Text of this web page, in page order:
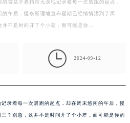
的雷达手表精准无误地记录着每一次晨跑的起点，
的午后，慢条斯理地宣布星期已经悄悄溜到了周
并不是时间开了个小差，而可能是你…
 2024-09-12
录着每一次晨跑的起点，却在周末悠闲的午后，慢
？别急，这并不是时间开了个小差，而可能是你的